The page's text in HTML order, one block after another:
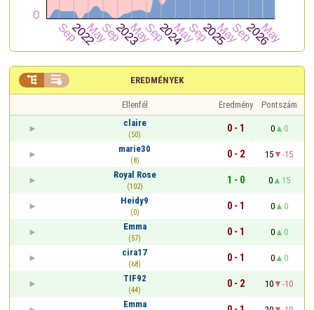
EREDMÉNYEK
 
Ellenfél Eredmény
Pontszám
claire
(50)
0 - 1 0
0
marie30
(8)
0 - 2 15
-15
Royal Rose
(102)
1 - 0 0
15
Heidy9
(0)
0 - 1 0
0
Emma
(57)
0 - 1 0
0
cira17
(68)
0 - 1 0
0
TIF92
(44)
0 - 2 10
-10
Emma